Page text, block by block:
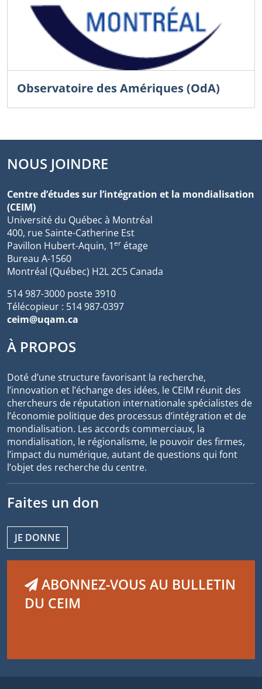
Observatoire des Amériques (OdA)
NOUS JOINDRE
Centre d’études sur l’intégration et la mondialisation
(CEIM)
Université du Québec à Montréal
400, rue Sainte-Catherine Est
Pavillon Hubert-Aquin, 1er étage
Bureau A-1560
Montréal (Québec) H2L 2C5 Canada
514 987-3000 poste 3910
Télécopieur : 514 987-0397
ceim@uqam.ca
À PROPOS
Doté d’une structure favorisant la recherche,
l’innovation et l’échange des idées, le CEIM réunit des
chercheurs de réputation internationale spécialistes de
l’économie politique des processus d’intégration et de
mondialisation. Les accords commerciaux, la
mondialisation, le régionalisme, le pouvoir des firmes,
l’impact du numérique, autant de questions qui font
l’objet des recherche du centre.
Faites un don
JE DONNE
ABONNEZ-VOUS AU BULLETIN
DU CEIM